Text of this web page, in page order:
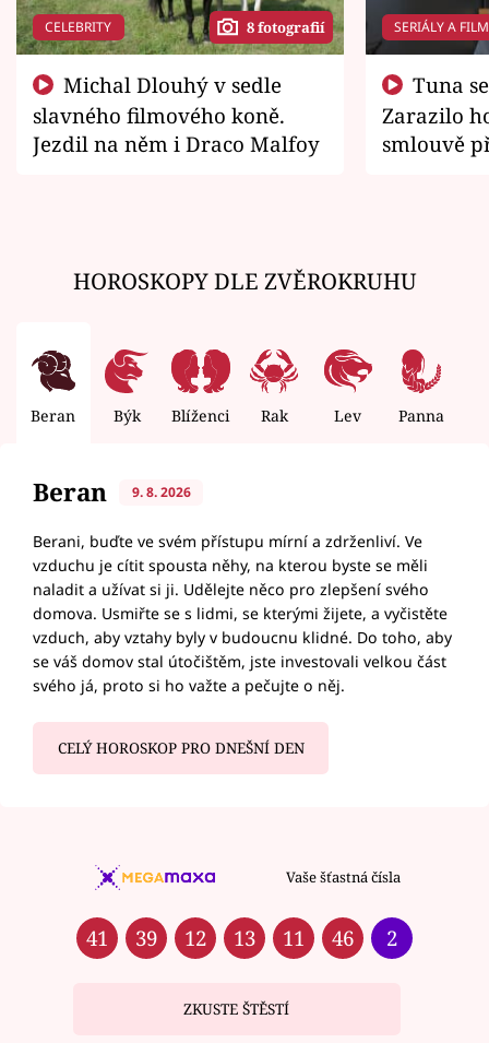
CELEBRITY 8 fotografií
slavného filmového koně.
Jezdil na něm i Draco Malfoy
SERIÁLY A
Zarazilo
smlouvě
HOROSKOPY DLE ZVĚROKRUHU
Beran Býk Blíženci Rak Lev Panna
Beran 9. 8. 2026
Berani, buďte ve svém přístupu mírní a zdrženliví. Ve
vzduchu je cítit spousta něhy, na kterou byste se měli
naladit a užívat si ji. Udělejte něco pro zlepšení svého
domova. Usmiřte se s lidmi, se kterými žijete, a vyčistěte
vzduch, aby vztahy byly v budoucnu klidné. Do toho, aby
se váš domov stal útočištěm, jste investovali velkou část
svého já, proto si ho važte a pečujte o něj.
CELÝ HOROSKOP PRO DNEŠNÍ DEN
Vaše šťastná čísla
41 39 12 13 11 46 2
ZKUSTE ŠTĚSTÍ